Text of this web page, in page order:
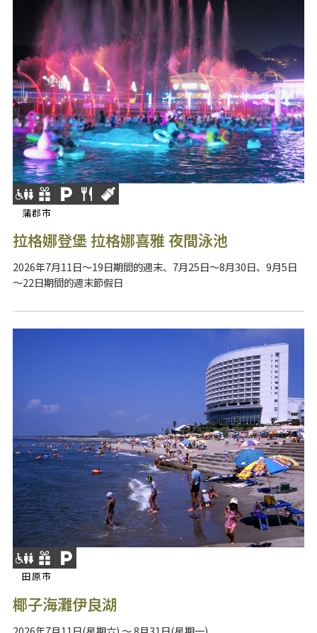
蒲郡市
拉格娜登堡 拉格娜喜雅 夜間泳池
2026年7月11日～19日期間的週末、7月25日～8月30日、9月5日
～22日期間的週末節假日
田原市
椰子海灘伊良湖